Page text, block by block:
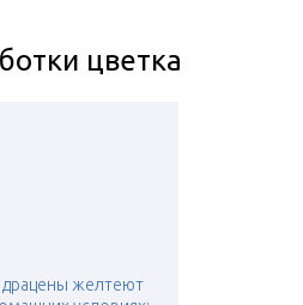
цветка
драцены желтеют